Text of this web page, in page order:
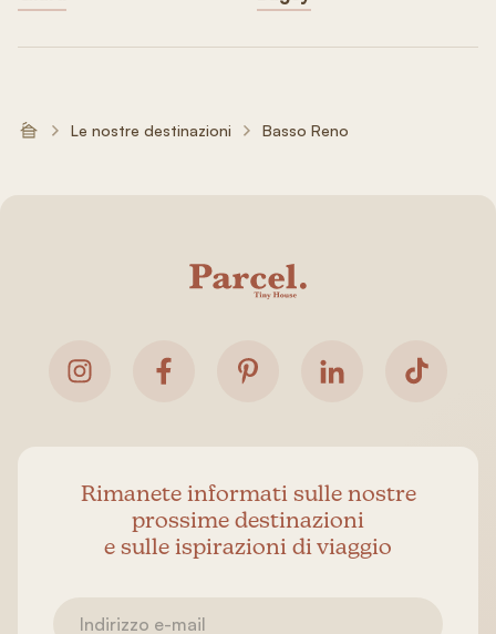
Le nostre destinazioni Basso Reno
Rimanete informati sulle nostre
prossime destinazioni
e sulle ispirazioni di viaggio